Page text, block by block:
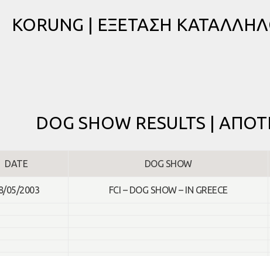
KORUNG | ΕΞΕΤΑΣΗ
DOG SHOW RESULTS |
DATE DOG SHOW
05/2003 FCI – DOG SHOW – IN GREECE